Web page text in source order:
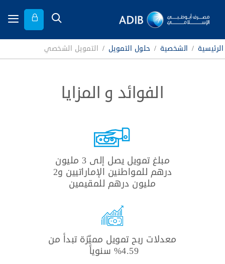
الرئيسية / الشخصية / حلول التمويل / التمويل الشخصي
الفوائد و المزايا
مبلغ تمويل يصل إلى 3 مليون
درهم للمواطنين الإماراتيين و2
مليون درهم للمقيمين
معدلات ربح تمويل مميّزة تبدأ من
4.59% سنوياً ​